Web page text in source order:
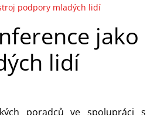
podpory mladých lidí
jako
lidí
poradců ve spolupráci s